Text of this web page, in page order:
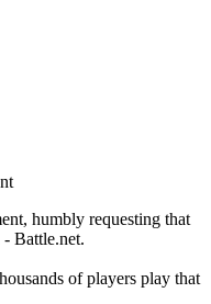
humbly requesting that
Battle.net.
of players play that